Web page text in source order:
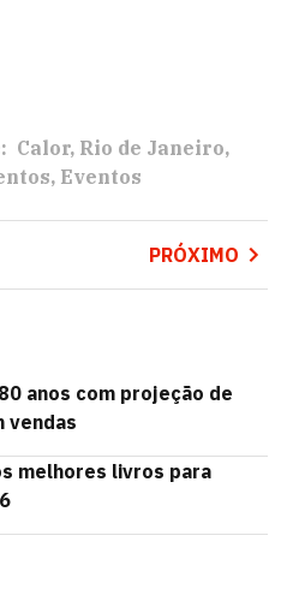
Calor Rio de Janeiro
Eventos
PRÓXIMO
anos com projeção de
vendas
melhores livros para